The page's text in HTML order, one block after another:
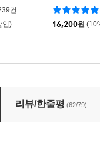
건
인) 16,200원
리뷰/한줄평 (62/79)